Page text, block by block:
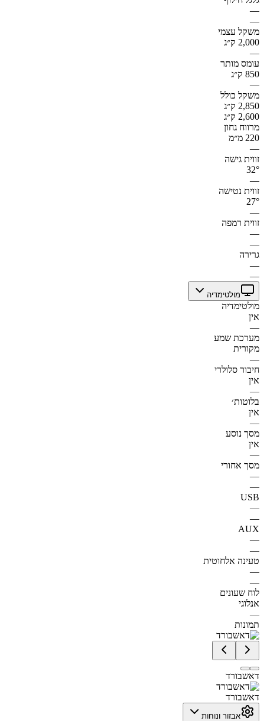
—
—
משקל עצמי
2,000 ק״ג
—
עומס מותר
850 ק״ג
—
משקל כולל
2,850 ק״ג
2,600 ק״ג
מרווח גחון
220 מ״מ
—
זווית גישה
32°
—
זווית נטישה
27°
—
זווית רמפה
—
—
גרירה
—
—
מולטימדיה
מולטימדיה
אין
—
מערכת שמע
מקורית
—
חיבור סלולרי
אין
—
בלוטות׳
אין
—
מסך נוסע
אין
—
מסך אחורי
—
—
USB
—
—
AUX
—
—
טעינה אלחוטית
—
—
לוח שעונים
אנלוגי
—
תמונות
דאשבורד
דאשבורד
אבזור ונוחות